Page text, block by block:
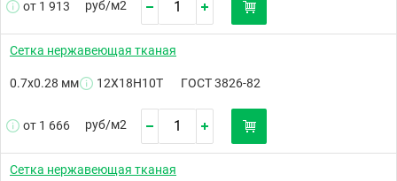
от 1 913 руб/м2
Сетка нержавеющая тканая
0.7х0.28 мм 12Х18Н10Т ГОСТ 3826-82
от 1 666 руб/м2
Сетка нержавеющая тканая